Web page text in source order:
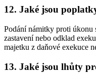
12. Jaké jsou
Podání námitky proti úkonu
zastavení nebo odklad
majetku z daňové exekuce
13. Jaké jsou lhůty